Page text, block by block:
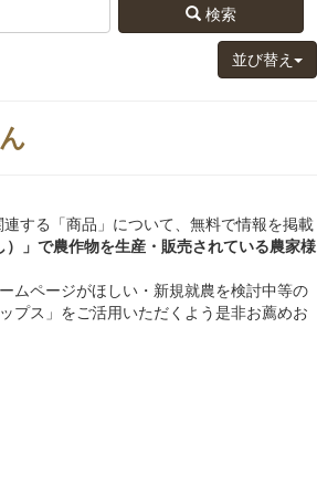
検索
並び替え
する「商品」について、無料で情報を掲載
」 で農作物を生産・販売されている農家様
ムページがほしい・新規就農を検討中等の
プス」をご活用いただくよう是非お薦めお